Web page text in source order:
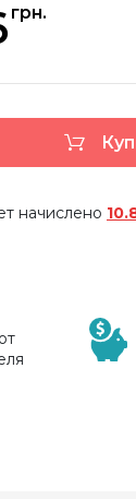
грн.
начислено